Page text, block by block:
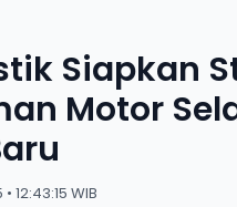
Siapkan
Motor
12:43:15 WIB